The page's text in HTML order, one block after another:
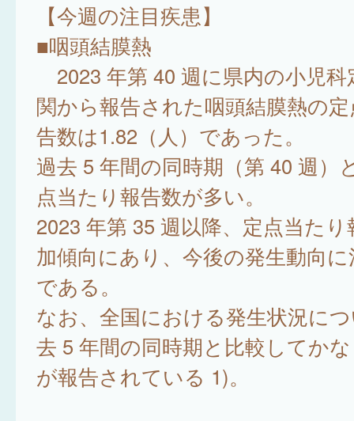
【今週の注目疾患】
■咽頭結膜熱
2023 年第 40 週に県内の小児科
関から報告された咽頭結膜熱の
告数は1.82（人）であった。
過去 5 年間の同時期（第 40 週）
点当たり報告数が多い。
2023 年第 35 週以降、定点当た
加傾向にあり、今後の発生動向
である。
なお、全国における発生状況に
去 5 年間の同時期と比較してか
が報告されている 1)。